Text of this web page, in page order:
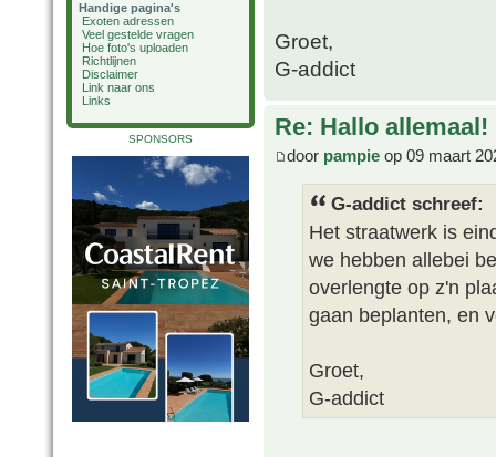
Handige pagina's
Exoten adressen
Veel gestelde vragen
Hoe foto's uploaden
Richtlijnen
Disclaimer
Link naar ons
Links
SPONSORS
Groet,
G-addict
Re: Hallo allemaal!
door pampie op 09 maart
G-addict schreef:
Het straatwerk is
we hebben allebei
overlengte op z'n
gaan beplanten, en
Groet,
G-addict